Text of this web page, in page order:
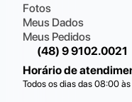
Fotos
Meus Dados
Meus Pedidos
(48) 9 9102.0021
Horário de
Todos os dias das 08:00